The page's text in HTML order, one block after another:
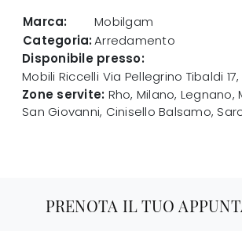
Marca:
Mobilgam
Categoria:Arredamento
Disponibile presso:
Mobili Riccelli Via Pellegrino Tibaldi 17,
Zone servite: Rho, Milano, Legnano,
San Giovanni, Cinisello Balsamo,
PRENOTA IL TUO